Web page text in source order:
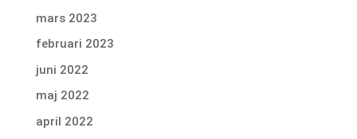
mars 2023
februari 2023
juni 2022
maj 2022
april 2022